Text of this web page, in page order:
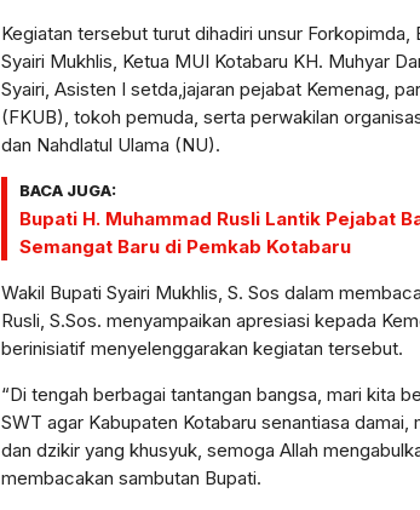
Kegiatan tersebut turut dihadiri unsur
Syairi Mukhlis, Ketua MUI Kotabaru KH. Muhyar
Syairi, Asisten I setda,jajaran pejabat Kemenag,
(FKUB), tokoh pemuda, serta perwakilan
dan Nahdlatul Ulama (NU).
BACA JUGA:
Bupati H. Muhammad Rusli Lantik Pejabat
Semangat Baru di Pemkab Kotabaru
Wakil Bupati Syairi Mukhlis, S. Sos dalam
Rusli, S.Sos. menyampaikan apresiasi kepada
berinisiatif menyelenggarakan kegiatan tersebut.
“Di tengah berbagai tantangan bangsa, mari kita
SWT agar Kabupaten Kotabaru senantiasa
dan dzikir yang khusyuk, semoga Allah
membacakan sambutan Bupati.